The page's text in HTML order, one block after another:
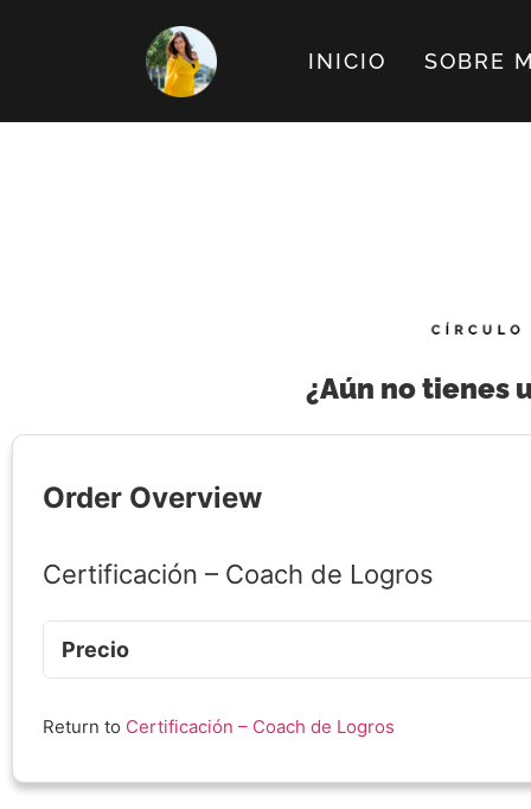
INICIO SOBRE
¿Aún no tienes
Order Overview
Certificación – Coach de Logros
Precio
Return to Certificación – Coach de Logros